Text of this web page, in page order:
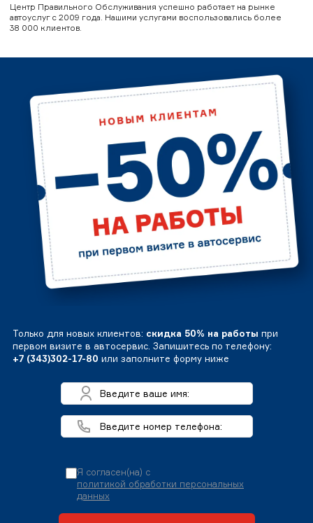
Центр Правильного Обслуживания успешно работает на рынке
автоуслуг с 2009 года. Нашими услугами воспользовались более
38 000 клиентов.
Только для новых клиентов: скидка 50% на работы при
первом визите в автосервис. Запишитесь по телефону:
+7 (343)302-17-80 или заполните форму ниже
Я согласен(на) с
политикой обработки персональных
данных